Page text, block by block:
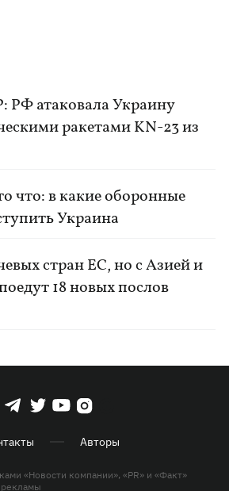
РФ атаковала Украину
ракетами KN-23 из
что: в какие оборонные
Украина
стран ЕС, но с Азией и
18 новых послов
Авторы
«Новости компании», «PR» и «Факт»